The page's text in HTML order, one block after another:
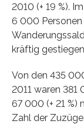
2010 (+ 19 %).
6 000
kräftig gestiegen
Von den 435
2011 waren 381
67 000 (+ 21 %)
Zahl der